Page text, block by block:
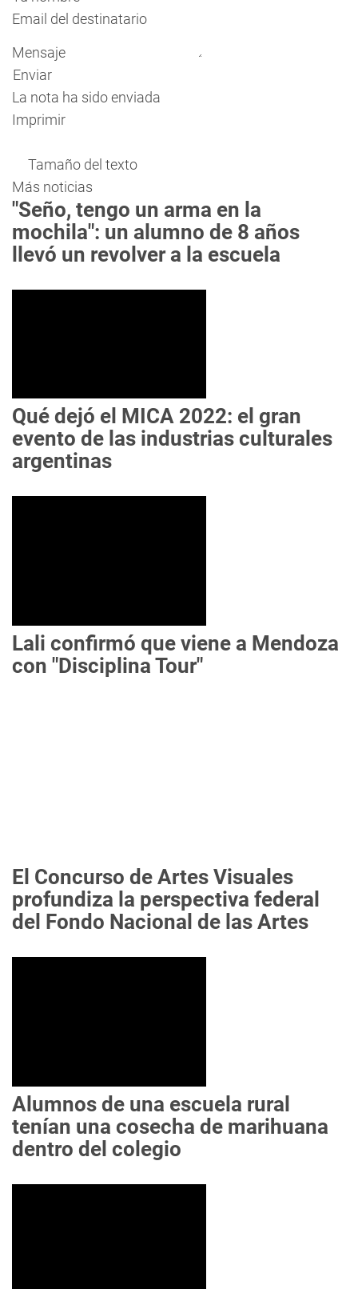
Email del destinatario
Mensaje
Enviar
La nota ha sido enviada
Imprimir
Tamaño del texto
Más noticias
"Seño, tengo un arma en la
mochila": un alumno de 8 años
llevó un revolver a la escuela
Qué dejó el MICA 2022: el gran
evento de las industrias culturales
argentinas
Lali confirmó que viene a Mendoza
con "Disciplina Tour"
El Concurso de Artes Visuales
profundiza la perspectiva federal
del Fondo Nacional de las Artes
Alumnos de una escuela rural
tenían una cosecha de marihuana
dentro del colegio